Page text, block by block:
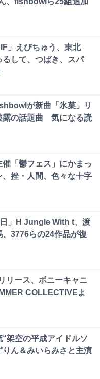
」えびちゅう、東北
して、つばき、スパ
が新曲「氷菓」リ
露の話題曲 気になる読
「鬱フェス」にかまっ
挫・人間、色々な十字
」H Jungle With t、渡
3776らの24作品が復
リース、ポニーキャニ
COLLECTIVEよ
架空の平成アイドルソ
りん＆みいらみさと主演